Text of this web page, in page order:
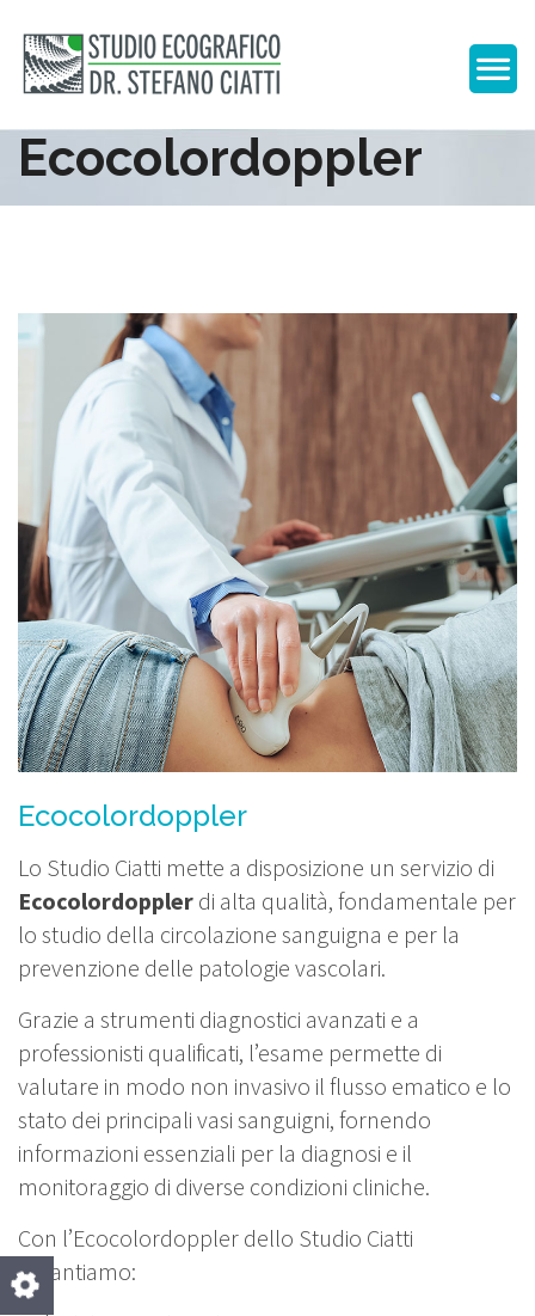
Ecocolordoppler
Ecocolordoppler
Lo Studio Ciatti mette a disposizione un servizio di
Ecocolordoppler di alta qualità, fondamentale per
lo studio della circolazione sanguigna e per la
prevenzione delle patologie vascolari.
Grazie a strumenti diagnostici avanzati e a
professionisti qualificati, l’esame permette di
valutare in modo non invasivo il flusso ematico e lo
stato dei principali vasi sanguigni, fornendo
informazioni essenziali per la diagnosi e il
monitoraggio di diverse condizioni cliniche.
Con l’Ecocolordoppler dello Studio Ciatti
garantiamo: